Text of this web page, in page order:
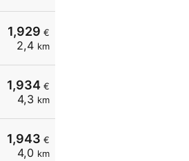
1,929 €
2,4 km
1,934 €
4,3 km
1,943 €
4,0 km